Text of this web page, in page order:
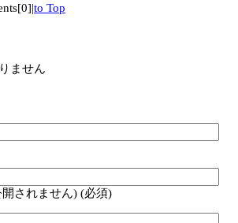
|to Top
ません
されません) (必須)